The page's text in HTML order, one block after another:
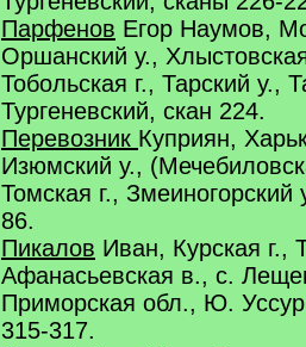
Парфенов Егор Наумов,
Оршанский у.,
Тобольская г., Тарский у.,
Тургеневский, скан 224.
Перевозник Куприян,
Изюмский у.,
Томская г., Змеиногорский
86.
Пикалов Иван, Курская г.,
Афанасьевская в., с.
Приморская обл., Ю.
315-317.